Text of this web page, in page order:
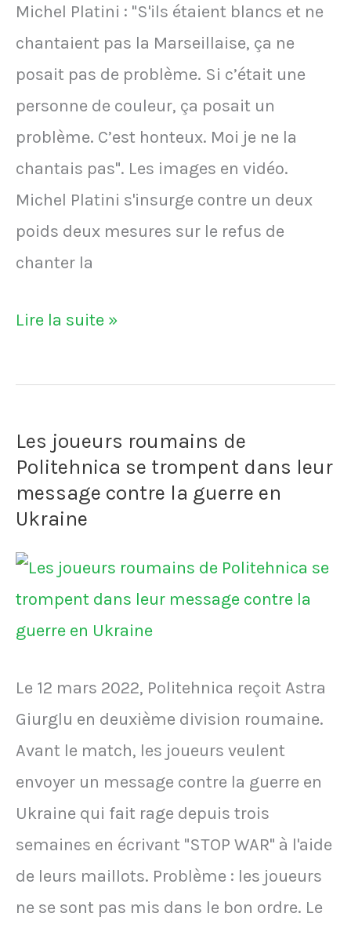
de
la
Coupe
du
monde
au
Qatar.
Il
lui
légende
Andreï
Shevchenko
le
septembre
2022
alors
son
pays
en
guerre
avec
Michel Platini : "S'ils étaient blancs et ne
chantaient pas la Marseillaise, ça ne
posait pas de problème. Si c’était une
personne de couleur, ça posait un
problème. C’est honteux. Moi je ne la
chantais pas". Les images en vidéo.
Michel Platini s'insurge contre un deux
poids deux mesures sur le refus de
chanter la
VIDÉO
Michel
:
"Je
n'ai
chanté
La
Marseillaise.
c’était
une
personne
de
couleur,
ça
posait
un
Lire la suite »
Les joueurs roumains de
Politehnica se trompent dans leur
message contre la guerre en
Ukraine
Le 12 mars 2022, Politehnica reçoit Astra
Giurglu en deuxième division roumaine.
Avant le match, les joueurs veulent
envoyer un message contre la guerre en
Ukraine qui fait rage depuis trois
semaines en écrivant "STOP WAR" à l'aide
de leurs maillots. Problème : les joueurs
ne se sont pas mis dans le bon ordre. Le